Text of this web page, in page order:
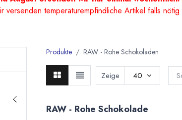
versenden temperaturempfindliche Artikel falls
Produkte RAW - Rohe Schokoladen
Zeige 40
RAW - Rohe Schokolade